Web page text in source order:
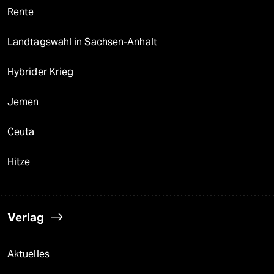
Rente
Landtagswahl in Sachsen-Anhalt
Hybrider Krieg
Jemen
Ceuta
Hitze
Verlag
Aktuelles